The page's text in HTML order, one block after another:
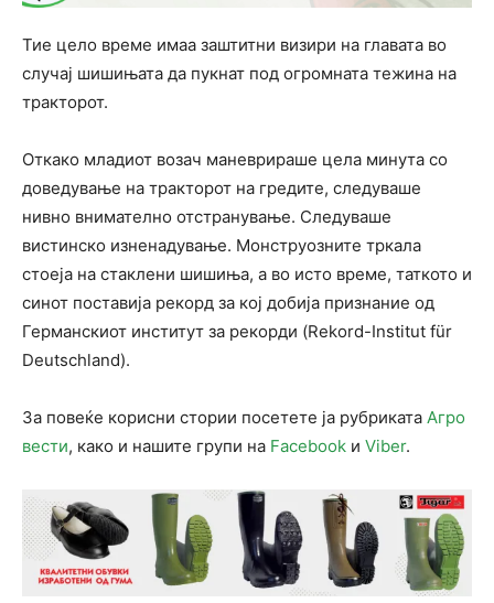
Тие цело време имаа заштитни визири на главата во
случај шишињата да пукнат под огромната тежина на
тракторот.
Откако младиот возач маневрираше цела минута со
доведување на тракторот на гредите, следуваше
нивно внимателно отстранување. Следуваше
вистинско изненадување. Монструозните тркала
стоеја на стаклени шишиња, а во исто време, таткото и
синот поставија рекорд за кој добија признание од
Германскиот институт за рекорди (Rekord-Institut für
Deutschland).
За повеќе корисни стории посетете ја рубриката Агро
вести, како и нашите групи на Facebook и Viber.